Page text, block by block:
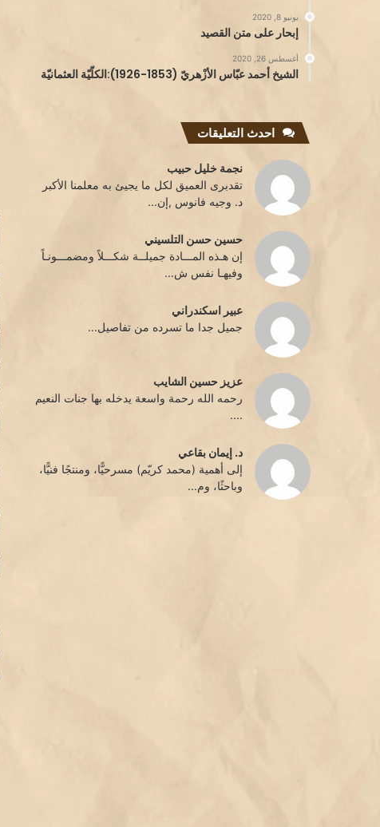
يونيو 8, 2020
إبحار على متن القصيد
أغسطس 26, 2020
الشيخ أحمد عبّاس الأزْهريّ (1853-1926):الكلّيّة العثمانيّة
احدث التعليقات
نجمة خليل حبيب
تقدبرى العميق لكل ما يجيئ به معلمنا الأكبر
د. وجيه فانوس ,إن...
حسين حسن التلسيني
إن هـذه المـــادة جميلــة شكـــلاً ومضمـــونـاً
وفيهـا نفس ش...
عبير اسكندراني
جميل جدا ما تسرده من تفاصيل...
عزيز حسين الشايب
رحمه الله رحمة واسعة يدخله بها جنات النعيم
....
د. إيمان بقاعي
إلى أهمية (محمد كريّم) مسرحيًّا، ومنتجًا فنيًّا،
وباحثًا، وم...